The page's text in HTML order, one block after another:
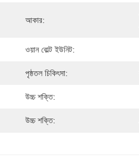
আকার:
ওয়ান বোল্ট ইউনিট:
পৃষ্ঠতল চিকিৎসা:
উচ্চ শক্তি:
উচ্চ শক্তি: